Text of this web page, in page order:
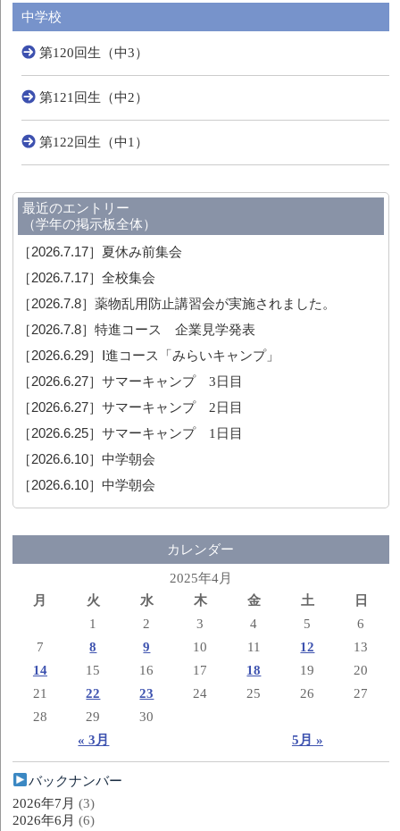
中学校
第120回生（中3）
第121回生（中2）
第122回生（中1）
最近のエントリー
（学年の掲示板全体）
［2026.7.17］ 夏休み前集会
［2026.7.17］全校集会
［2026.7.8］薬物乱用防止講習会が実施されました。
［2026.7.8］特進コース 企業見学発表
［2026.6.29］ Ⅰ進コース「みらいキャンプ」
［2026.6.27］サマーキャンプ 3日目
［2026.6.27］サマーキャンプ 2日目
［2026.6.25］サマーキャンプ 1日目
［2026.6.10］中学朝会
［2026.6.10］中学朝会
カレンダー
2025年4月
月
火 水 木 金 土 日
« 3月 5月 »
1 2 3 4 5
6
7
8 9 10 11 12
13
14
15 16 17 18 19
20
21
22 23 24 25 26
27
28
29 30
バックナンバー
2026年7月 (3)
2026年6月 (6)